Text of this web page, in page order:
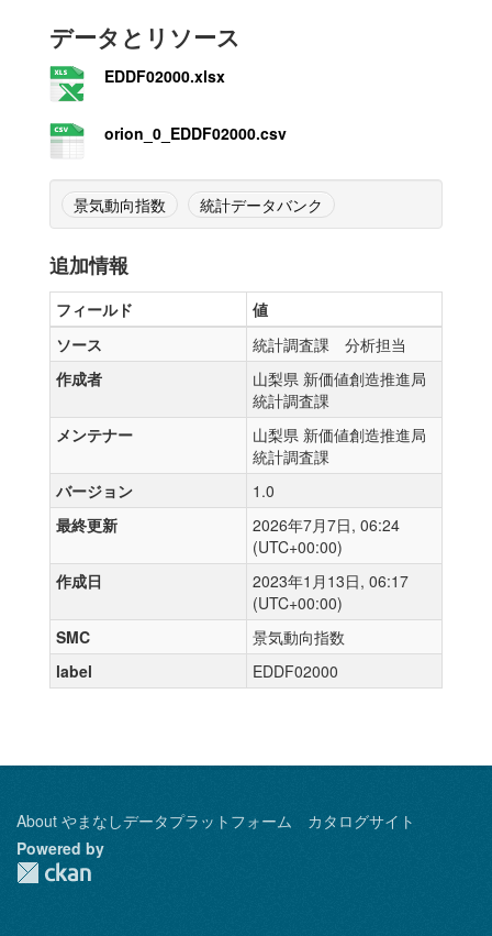
データとリソース
EDDF02000.xlsx
orion_0_EDDF02000.csv
景気動向指数 統計データバンク
追加情報
フィールド
値
ソース
統計調査課 分析担当
作成者
山梨県 新価値創造推進局
統計調査課
メンテナー
山梨県 新価値創造推進局
統計調査課
バージョン
1.0
最終更新
2026年7月7日, 06:24
(UTC+00:00)
作成日
2023年1月13日, 06:17
(UTC+00:00)
SMC
景気動向指数
label
EDDF02000
About やまなしデータプラットフォーム カタログサイト
Powered by